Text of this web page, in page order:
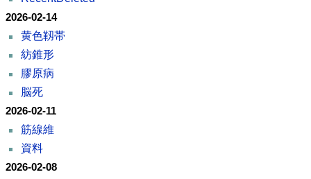
2026-02-14
黄色靱帯
紡錐形
膠原病
脳死
2026-02-11
筋線維
資料
2026-02-08